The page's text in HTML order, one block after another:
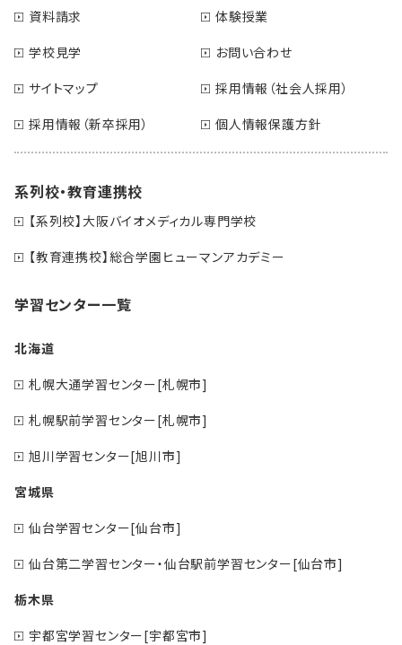
資料請求
体験授業
学校見学
お問い合わせ
サイトマップ
採用情報（社会人採用）
採用情報（新卒採用）
個人情報保護方針
系列校・教育連携校
【系列校】大阪バイオメディカル専門学校
【教育連携校】総合学園ヒューマンアカデミー
学習センター一覧
北海道
札幌大通学習センター[札幌市]
札幌駅前学習センター[札幌市]
旭川学習センター[旭川市]
宮城県
仙台学習センター[仙台市]
仙台第二学習センター・仙台駅前学習センター[仙台市]
栃木県
宇都宮学習センター[宇都宮市]